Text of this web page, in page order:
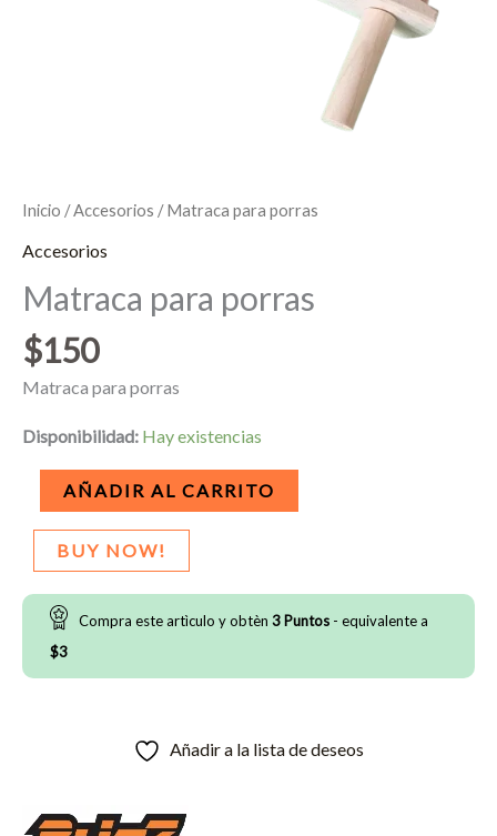
Inicio /Accesorios / Matraca para porras
Accesorios
Matraca para porras
$150
Matraca para porras
Disponibilidad: Hay existencias
Matraca
para
porras
cantidad
AÑADIR AL CARRITO
BUY NOW!
Compra este artìculo y obtèn 3 Puntos - equivalente a
$3
Añadir a la lista de deseos